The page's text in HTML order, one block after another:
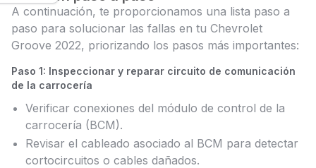
A continuación, te proporcionamos una lista paso a
paso para solucionar las fallas en tu Chevrolet
Groove 2022, priorizando los pasos más importantes:
Paso 1: Inspeccionar y reparar circuito de comunicación
de la carrocería
Verificar conexiones del módulo de control de la
carrocería (BCM).
Revisar el cableado asociado al BCM para detectar
cortocircuitos o cables dañados.